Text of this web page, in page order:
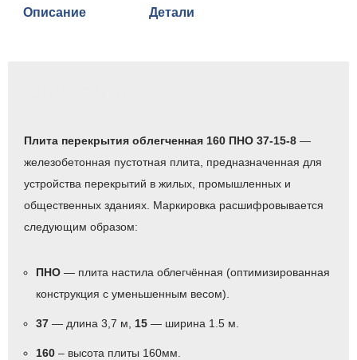
Описание Детали
Плита перекрытия облегченная 160 ПНО 37-15-8 —
железобетонная пустотная плита, предназначенная для
устройства перекрытий в жилых, промышленных и
общественных зданиях. Маркировка расшифровывается
следующим образом:
ПНО — плита настила облегчённая (оптимизированная
конструкция с уменьшенным весом).
37 — длина 3,7 м, 15 — ширина 1.5 м.
160 – высота плиты 160мм.